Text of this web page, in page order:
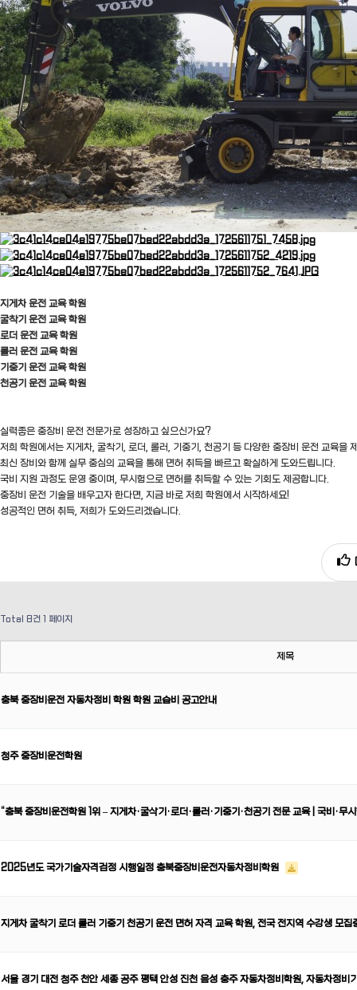
지게차 운전 교육 학원
굴착기 운전 교육 학원
로더 운전 교육 학원
롤러 운전 교육 학원
기중기 운전 교육 학원
천공기 운전 교육 학원
실력좋은 중장비 운전 전문가로 성장하고 싶으신가요?
저희 학원에서는 지게차, 굴착기, 로더, 롤러, 기중기, 천공기 등 다양한 중장비 운전 교육을
최신 장비와 함께 실무 중심의 교육을 통해 면허 취득을 빠르고 확실하게 도와드립니다.
국비 지원 과정도 운영 중이며, 무시험으로 면허를 취득할 수 있는 기회도 제공합니다.
중장비 운전 기술을 배우고자 한다면, 지금 바로 저희 학원에서 시작하세요!
성공적인 면허 취득, 저희가 도와드리겠습니다.
Total 8건 1 페이지
제목
충북 중장비운전 자동차정비 학원 학원 교습비 공고안내
청주 중장비운전학원
“충북 중장비운전학원 1위 – 지게차·굴삭기·로더·롤러·기중기·천공기 전문 교육 | 국비·무
2025년도 국가기술자격검정 시행일정 충북중장비운전자동차정비학원
지게차 굴착기 로더 롤러 기중기 천공기 운전 면허 자격 교육 학원, 전국 전지역 수강생 모집
서울 경기 대전 청주 천안 세종 공주 평택 안성 진천 음성 충주 자동차정비학원, 자동차정비